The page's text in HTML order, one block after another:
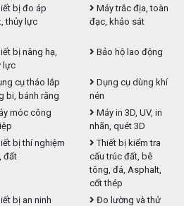
bị đo áp
thủy lực
Máy trắc địa, toàn
đạc, khảo sát
bị nâng hạ,
lực
Bảo hộ lao động
cụ tháo lắp
bi, bánh răng
Dụng cụ dùng khí
nén
móc công
Máy in 3D, UV, in
nhãn, quét 3D
bị thí nghiệm
đất
Thiết bị kiểm tra
cấu trúc đất, bê
tông, đá, Asphalt,
cốt thép
bị an ninh
Đo lường và thử